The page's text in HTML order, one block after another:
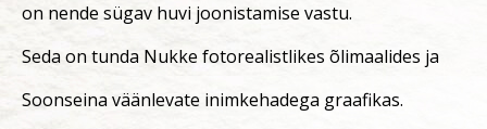
on nende sügav huvi joonistamise vastu.
Seda on tunda Nukke fotorealistlikes õlimaalides ja
Soonseina väänlevate inimkehadega graafikas.